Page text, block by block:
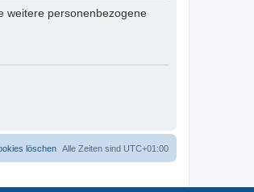
weitere personenbezogene
Alle Zeiten sind UTC+01:00
löschen